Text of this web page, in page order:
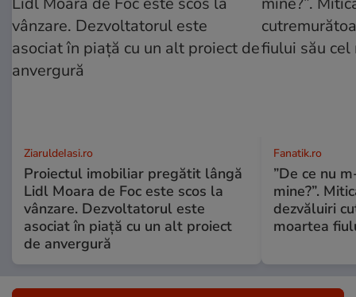
ZiaruldeIasi.ro
Proiectul imobiliar pregătit lângă
Lidl Moara de Foc este scos la
vânzare. Dezvoltatorul este
asociat în piață cu un alt proiect
de anvergură
Fanatik.ro
”De ce nu
mine?”.
dezvăluiri
moartea